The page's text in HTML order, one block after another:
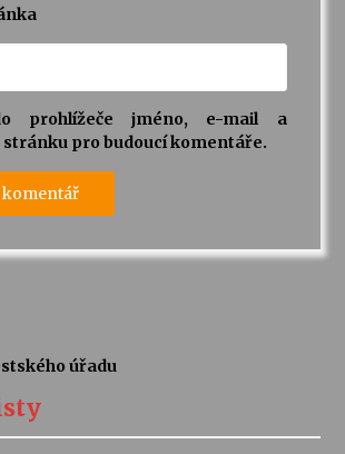
prohlížeče jméno, e-mail a
stránku pro budoucí komentáře.
úřadu